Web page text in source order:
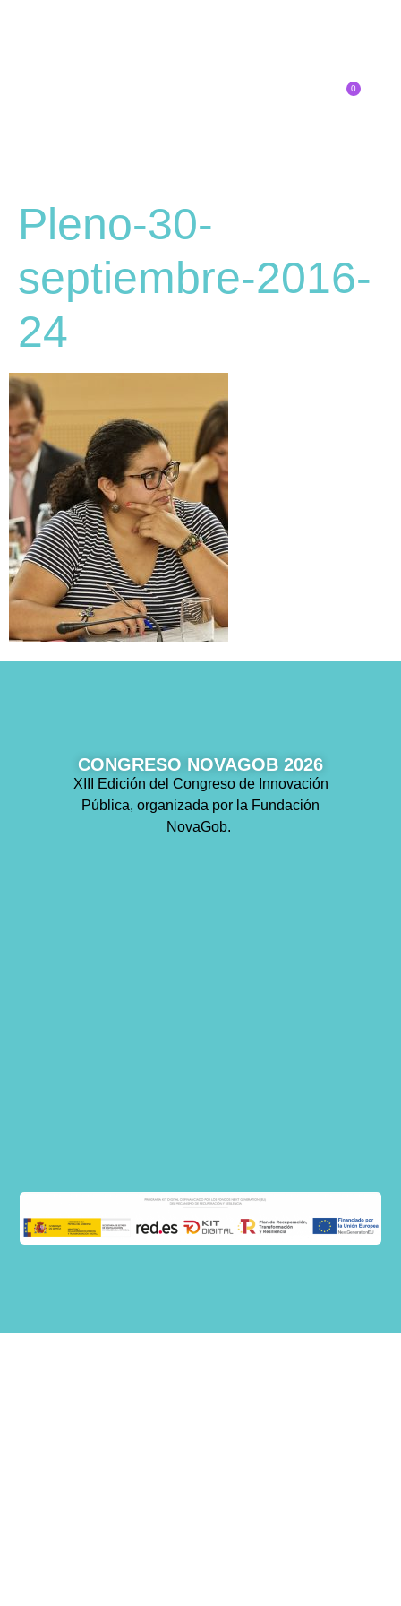
0
Pleno-30-
septiembre-2016-
24
CONGRESO NOVAGOB 2026
XIII Edición del Congreso de Innovación
Pública, organizada por la Fundación
NovaGob.